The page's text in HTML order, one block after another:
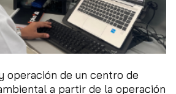
operación de un centro de
a partir de la operación